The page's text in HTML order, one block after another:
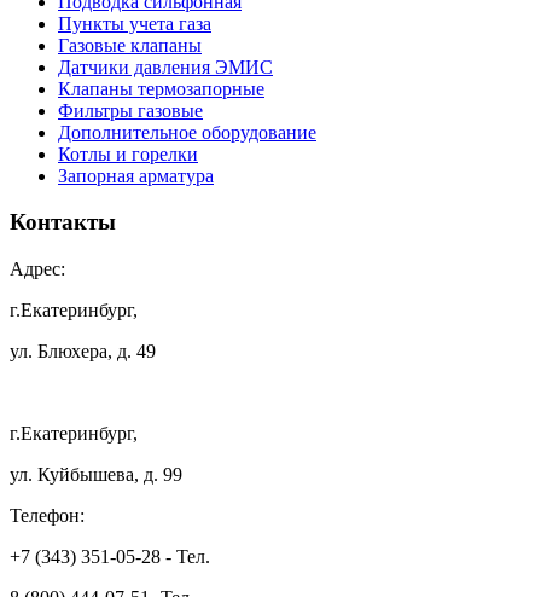
Пункты учета газа
Газовые клапаны
Датчики давления ЭМИС
Клапаны термозапорные
Фильтры газовые
Дополнительное оборудование
Котлы и горелки
Запорная арматура
Контакты
Адрес:
г.Екатеринбург,
ул. Блюхера, д. 49
г.Екатеринбург,
ул. Куйбышева, д. 99
Телефон:
+7 (343) 351-05-28 - Тел.